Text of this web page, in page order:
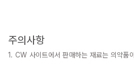
주의사항
1. CW 사이트에서 판매하는 재료는 의약품